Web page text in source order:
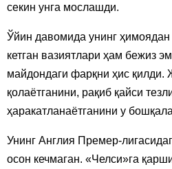
секин унга мослашди.
Ўйин давомида унинг ҳимоядан
кетган вазиятлари ҳам бежиз
майдондаги фарқни ҳис
қолаётганини, рақиб қайси
ҳаракатланаётганини у
Унинг Англия Премер-
осон кечмаган. «Челси»га